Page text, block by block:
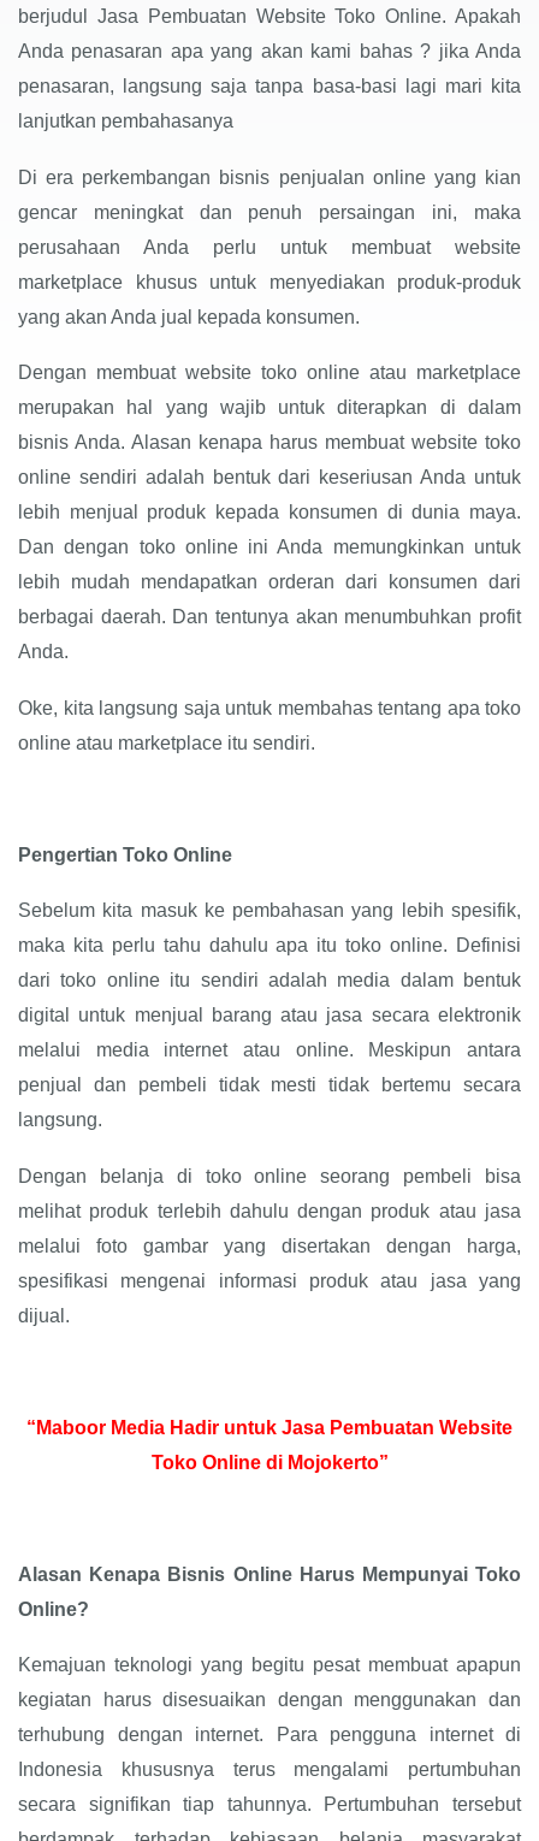
berjudul Jasa Pembuatan Website Toko Online. Apakah
Anda penasaran apa yang akan kami bahas ? jika Anda
penasaran, langsung saja tanpa basa-basi lagi mari kita
lanjutkan pembahasanya
Di era perkembangan bisnis penjualan online yang kian
gencar meningkat dan penuh persaingan ini, maka
perusahaan Anda perlu untuk membuat website
marketplace khusus untuk menyediakan produk-produk
yang akan Anda jual kepada konsumen.
Dengan membuat website toko online atau marketplace
merupakan hal yang wajib untuk diterapkan di dalam
bisnis Anda. Alasan kenapa harus membuat website toko
online sendiri adalah bentuk dari keseriusan Anda untuk
lebih menjual produk kepada konsumen di dunia maya.
Dan dengan toko online ini Anda memungkinkan untuk
lebih mudah mendapatkan orderan dari konsumen dari
berbagai daerah. Dan tentunya akan menumbuhkan profit
Anda.
Oke, kita langsung saja untuk membahas tentang apa toko
online atau marketplace itu sendiri.
Pengertian Toko Online
Sebelum kita masuk ke pembahasan yang lebih spesifik,
maka kita perlu tahu dahulu apa itu toko online. Definisi
dari toko online itu sendiri adalah media dalam bentuk
digital untuk menjual barang atau jasa secara elektronik
melalui media internet atau online. Meskipun antara
penjual dan pembeli tidak mesti tidak bertemu secara
langsung.
Dengan belanja di toko online seorang pembeli bisa
melihat produk terlebih dahulu dengan produk atau jasa
melalui foto gambar yang disertakan dengan harga,
spesifikasi mengenai informasi produk atau jasa yang
dijual.
“Maboor Media Hadir untuk Jasa Pembuatan Website
Toko Online di Mojokerto”
Alasan Kenapa Bisnis Online Harus Mempunyai Toko
Online?
Kemajuan teknologi yang begitu pesat membuat apapun
kegiatan harus disesuaikan dengan menggunakan dan
terhubung dengan internet. Para pengguna internet di
Indonesia khususnya terus mengalami pertumbuhan
secara signifikan tiap tahunnya. Pertumbuhan tersebut